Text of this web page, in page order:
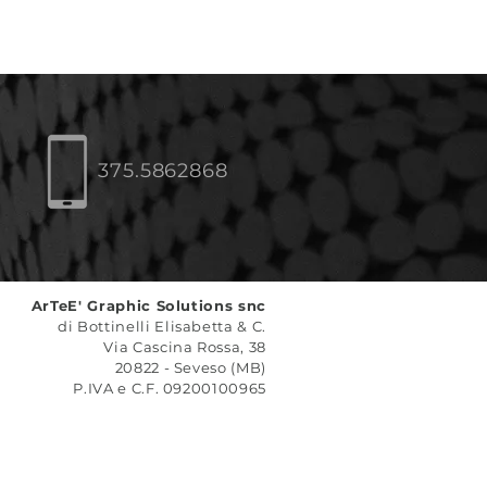
375.5862868
ArTeE' Graphic Solutions snc
di Bottinelli Elisabetta & C.
Via Cascina Rossa, 38
20822 - Seveso (MB)
P.IVA e C.F. 09200100965